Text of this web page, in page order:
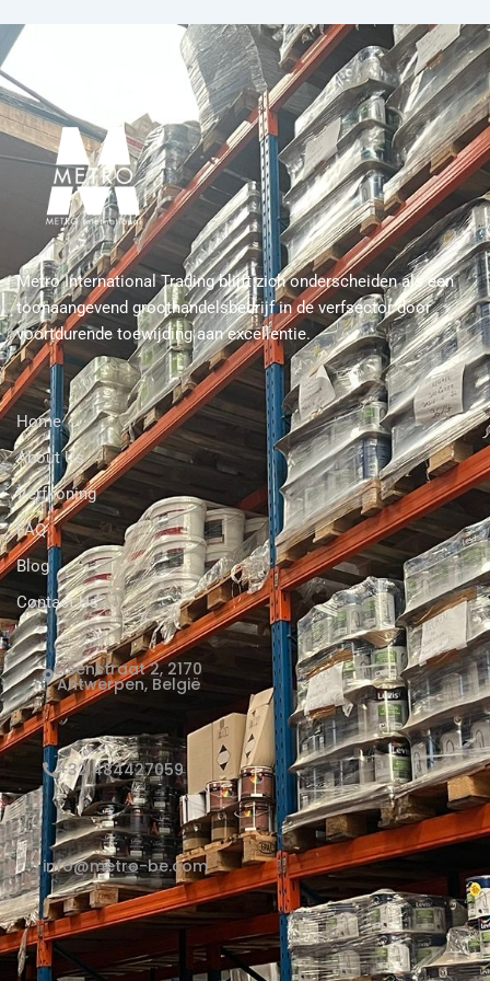
Metro International Trading blijft zich onderscheiden als een
toonaangevend groothandelsbedrijf in de verfsector door
voortdurende toewijding aan excellentie.
Home
About Us
Verfkoning
FAQ
Blog
Contact Us
Elsenstraat 2, 2170
Antwerpen, België
+32 484427059
info@metro-be.com